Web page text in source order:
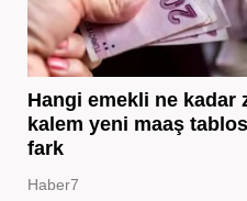
Hangi emekli ne kadar
kalem yeni maaş
fark
Haber7